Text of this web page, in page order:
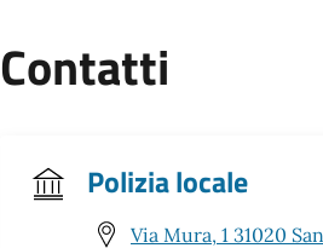
Contatti
Polizia locale
Via Mura, 1 31020